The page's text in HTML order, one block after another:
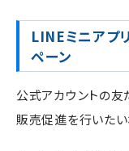
LINEミニアプ
ペーン
公式アカウントの友
販売促進を行いたい